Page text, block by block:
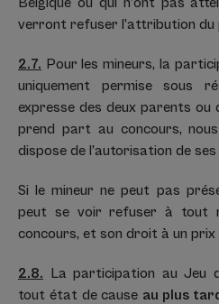
verront refuser l’attribution du
2.7. Pour les mineurs, la
uniquement permise sous
expresse des deux parents ou
prend part au concours,
dispose de l’autorisation de
Si le mineur ne peut pas
peut se voir refuser à tout
concours, et son droit à un
2.8. La participation au Jeu
tout état de cause au plus